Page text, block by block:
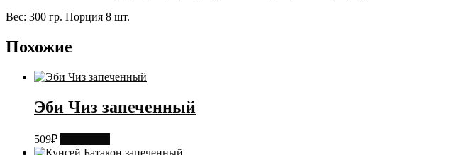
Вес: 300 гр. Порция 8 шт.
Похожие
Эби Чиз запеченный
509₽